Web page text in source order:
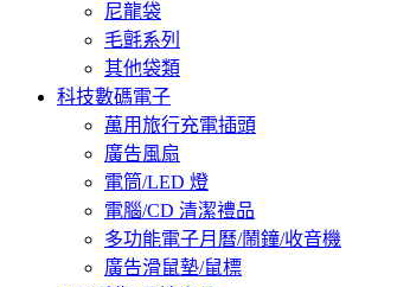
尼龍袋
毛氈系列
其他袋類
科技數碼電子
萬用旅行充電插頭
廣告風扇
電筒/LED 燈
電腦/CD 清潔禮品
多功能電子月曆/鬧鐘/收音機
廣告滑鼠墊/鼠標